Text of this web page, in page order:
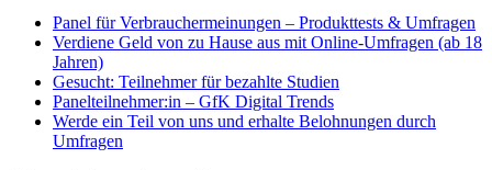
Panel für Verbrauchermeinungen – Produkttests & Umfragen
Verdiene Geld von zu Hause aus mit Online-Umfragen (ab 18
Jahren)
Gesucht: Teilnehmer für bezahlte Studien
Panelteilnehmer:in – GfK Digital Trends
Werde ein Teil von uns und erhalte Belohnungen durch
Umfragen